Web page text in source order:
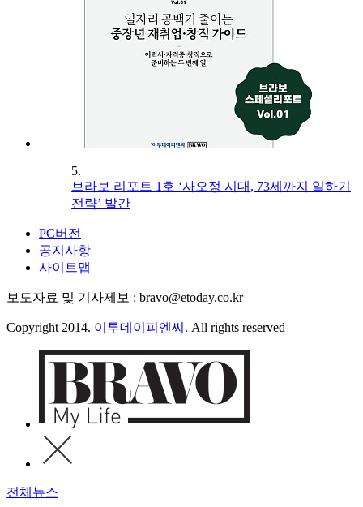
5.
브라보 리포트 1호 ‘사오정 시대, 73세까지 일하기
전략’ 발간
PC버전
공지사항
사이트맵
보도자료 및 기사제보 : bravo@etoday.co.kr
Copyright 2014. 이투데이피엔씨 . All rights reserved
전체뉴스